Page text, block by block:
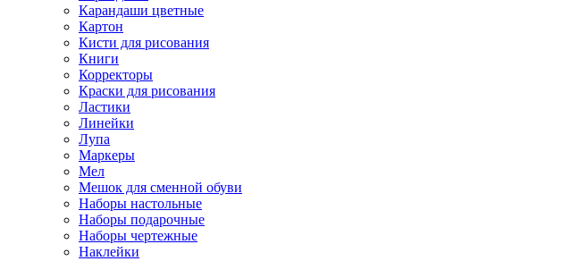
Карандаши цветные
Картон
Кисти для рисования
Книги
Корректоры
Краски для рисования
Ластики
Линейки
Лупа
Маркеры
Мел
Мешок для сменной обуви
Наборы настольные
Наборы подарочные
Наборы чертежные
Наклейки